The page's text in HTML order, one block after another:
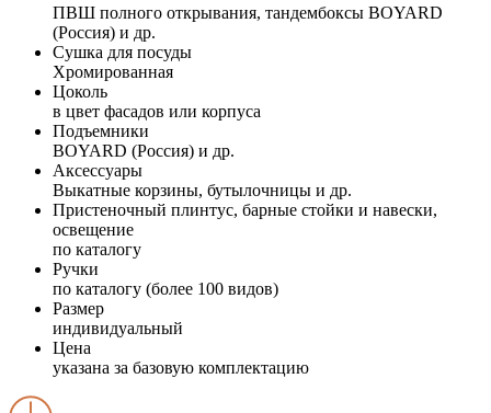
ПВШ полного открывания, тандембоксы BOYARD
(Россия) и др.
Сушка для посуды
Хромированная
Цоколь
в цвет фасадов или корпуса
Подъемники
BOYARD (Россия) и др.
Аксессуары
Выкатные корзины, бутылочницы и др.
Пристеночный плинтус, барные стойки и навески,
освещение
по каталогу
Ручки
по каталогу (более 100 видов)
Размер
индивидуальный
Цена
указана за базовую комплектацию